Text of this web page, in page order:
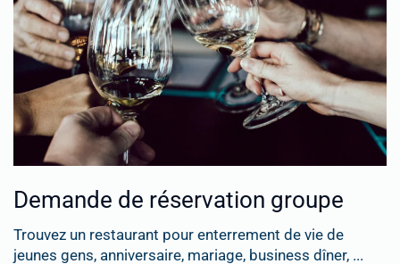
Demande de réservation groupe
Trouvez un restaurant pour enterrement de vie de
jeunes gens, anniversaire, mariage, business dîner, ...